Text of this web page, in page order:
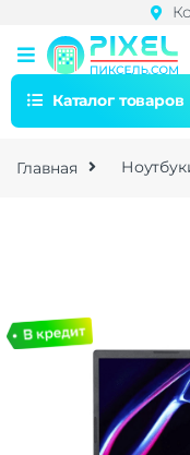
Каталог товаров
Главная